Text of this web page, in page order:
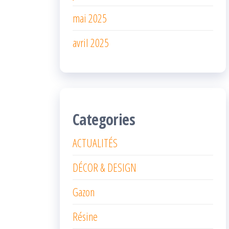
mai 2025
avril 2025
Categories
ACTUALITÉS
DÉCOR & DESIGN
Gazon
Résine